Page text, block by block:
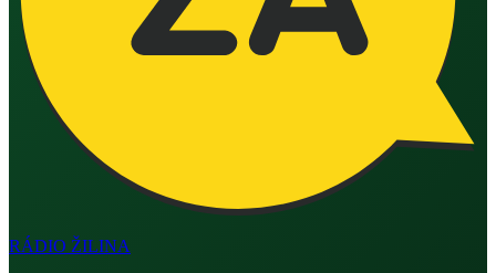
RÁDIO ŽILINA